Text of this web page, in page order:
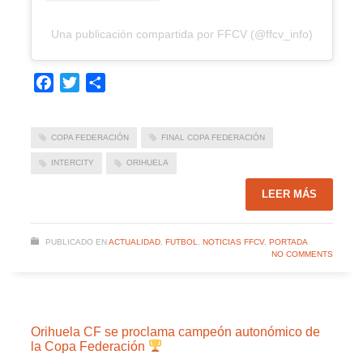
Una publicación compartida por FFCV (@ffcv_info)
Facebook
Twitter
COPA FEDERACIÓN FINAL COPA FEDERACIÓN
INTERCITY ORIHUELA
LEER MÁS
PUBLICADO EN ACTUALIDAD, FUTBOL NOTICIAS FFCV, PORTADA
NO COMMENTS
Orihuela CF se proclama campeón autonómico de
la Copa Federación